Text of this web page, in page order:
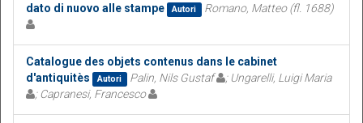
dato di nuovo alle stampe
Autori Romano, Matteo (fl. 1688)
Catalogue des objets contenus dans le cabinet
d'antiquitès
Autori Palin, Nils Gustaf
; Ungarelli, Luigi Maria
; Capranesi, Francesco